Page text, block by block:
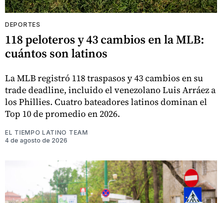
DEPORTES
118 peloteros y 43 cambios en la MLB:
cuántos son latinos
La MLB registró 118 traspasos y 43 cambios en su
trade deadline, incluido el venezolano Luis Arráez a
los Phillies. Cuatro bateadores latinos dominan el
Top 10 de promedio en 2026.
EL TIEMPO LATINO TEAM
4 de agosto de 2026